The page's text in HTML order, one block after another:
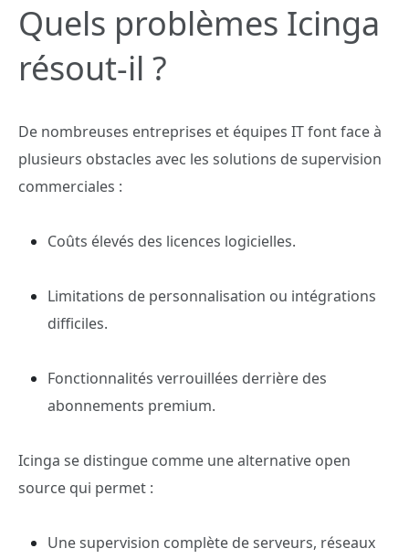
Quels problèmes Icinga
résout-il ?
De nombreuses entreprises et équipes IT font face à
plusieurs obstacles avec les solutions de supervision
commerciales :
Coûts élevés des licences logicielles.
Limitations de personnalisation ou intégrations
difficiles.
Fonctionnalités verrouillées derrière des
abonnements premium.
Icinga se distingue comme une alternative open
source qui permet :
Une supervision complète de serveurs, réseaux